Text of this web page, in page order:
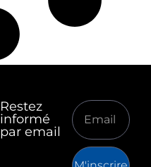
Restez
informé
par email